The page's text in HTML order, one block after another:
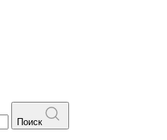
Поиск